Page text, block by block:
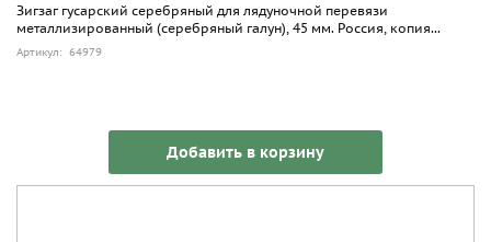
Зигзаг гусарский серебряный для лядуночной перевязи
металлизированный (серебряный галун), 45 мм. Россия, копия...
Артикул: 64979
Добавить в корзину